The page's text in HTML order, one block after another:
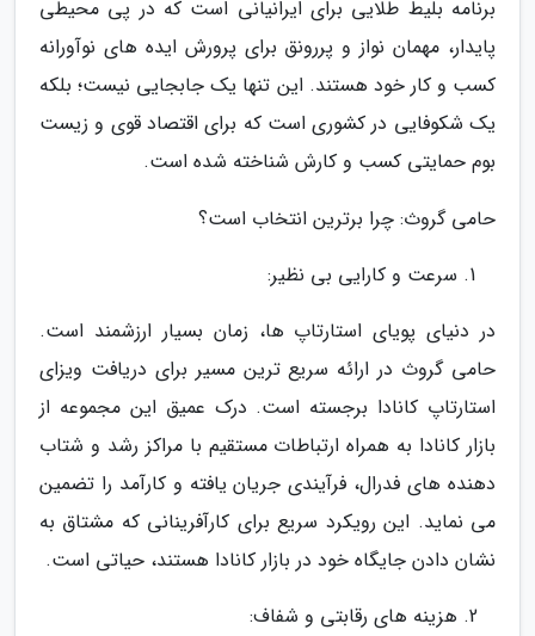
برنامه بلیط طلایی برای ایرانیانی است که در پی محیطی
پایدار، مهمان نواز و پررونق برای پرورش ایده های نوآورانه
کسب و کار خود هستند. این تنها یک جابجایی نیست؛ بلکه
یک شکوفایی در کشوری است که برای اقتصاد قوی و زیست
بوم حمایتی کسب و کارش شناخته شده است.
حامی گروث: چرا برترین انتخاب است؟
سرعت و کارایی بی نظیر:
در دنیای پویای استارتاپ ها، زمان بسیار ارزشمند است.
حامی گروث در ارائه سریع ترین مسیر برای دریافت ویزای
استارتاپ کانادا برجسته است. درک عمیق این مجموعه از
بازار کانادا به همراه ارتباطات مستقیم با مراکز رشد و شتاب
دهنده های فدرال، فرآیندی جریان یافته و کارآمد را تضمین
می نماید. این رویکرد سریع برای کارآفرینانی که مشتاق به
نشان دادن جایگاه خود در بازار کانادا هستند، حیاتی است.
هزینه های رقابتی و شفاف: